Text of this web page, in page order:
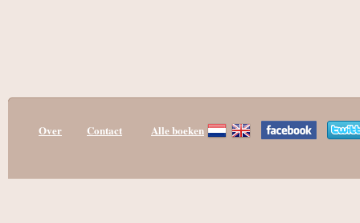
Over Contact Alle boeken